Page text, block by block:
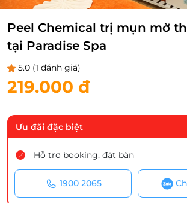
Peel Chemical trị mụn mờ
tại Paradise Spa
5.0 (1 đánh giá)
219.000 đ
Ưu đãi đặc biệt
Hỗ trợ booking, đặt bàn
1900 2065